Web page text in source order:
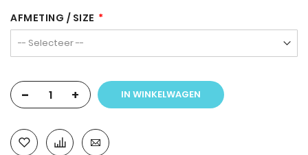
AFMETING / SIZE
- + IN WINKELWAGEN